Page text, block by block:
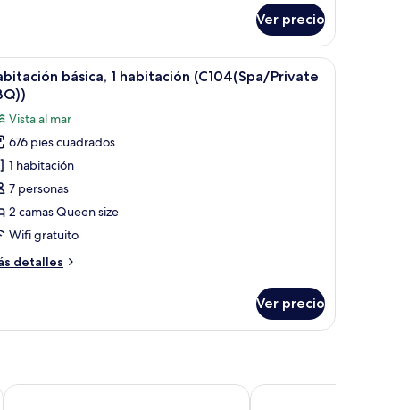
Ver precio
8
básica, 1 habitación (C104(Spa/Private
Vista al mar
676 pies cuadrados
1 habitación
7 personas
2 camas Queen size
Wifi gratuito
detalles
Ver precio
Benikea Hotel Seosan Lotte Buyeo Resort